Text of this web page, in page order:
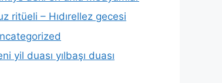
ritüeli – Hıdırellez gecesi
yil duası yılbaşı duası